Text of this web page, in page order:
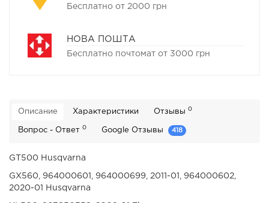
Бесплатно от 2000 грн
НОВА ПОШТА
Бесплатно почтомат от 3000 грн
Описание Характеристики Отзывы 0
Вопрос - Ответ 0 Google Отзывы 418
GT500 Husqvarna
GX560, 964000601, 964000699, 2011-01, 964000602,
2020-01 Husqvarna